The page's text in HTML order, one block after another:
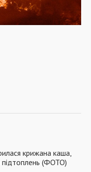
крижана каша,
підтоплень (ФОТО)